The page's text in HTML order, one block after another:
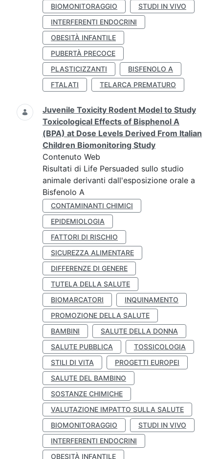
BIOMONITORAGGIO
STUDI IN VIVO
INTERFERENTI ENDOCRINI
OBESITÀ INFANTILE
PUBERTÀ PRECOCE
PLASTICIZZANTI
BISFENOLO A
FTALATI
TELARCA PREMATURO
Juvenile Toxicity Rodent Model to Study
Toxicological Effects of Bisphenol A
(BPA) at Dose Levels Derived From Italian
Children Biomonitoring Study
Contenuto Web
Risultati di Life Persuaded sullo studio
animale derivanti dall'esposizione orale a
Bisfenolo A
CONTAMINANTI CHIMICI
EPIDEMIOLOGIA
FATTORI DI RISCHIO
SICUREZZA ALIMENTARE
DIFFERENZE DI GENERE
TUTELA DELLA SALUTE
BIOMARCATORI
INQUINAMENTO
PROMOZIONE DELLA SALUTE
BAMBINI
SALUTE DELLA DONNA
SALUTE PUBBLICA
TOSSICOLOGIA
STILI DI VITA
PROGETTI EUROPEI
SALUTE DEL BAMBINO
SOSTANZE CHIMICHE
VALUTAZIONE IMPATTO SULLA SALUTE
BIOMONITORAGGIO
STUDI IN VIVO
INTERFERENTI ENDOCRINI
OBESITÀ INFANTILE